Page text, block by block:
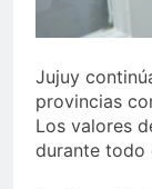
Jujuy
provincias
Los valores
durante todo